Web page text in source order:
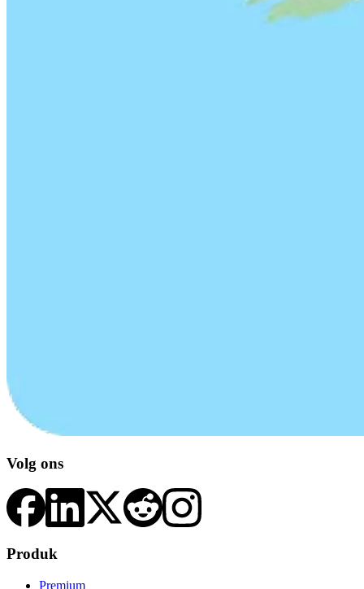
Volg ons
Produk
Premium